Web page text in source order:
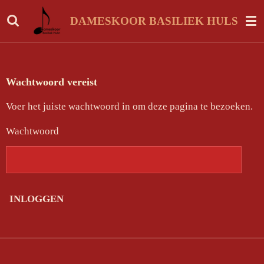
Ga
direct
naar
DAMESKOOR BASILIEK HULST
Wachtwoord vereist
Voer het juiste wachtwoord in om deze pagina te bezoeken.
Wachtwoord
INLOGGEN